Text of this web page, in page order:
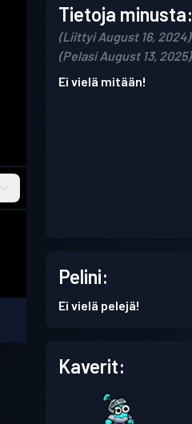
Tietoja minusta:
(Liittyi August 16, 2024)
(Pelasi August 13, 2025)
Ei vielä mitään!
Pelini:
Ei vielä pelejä!
Kaverit: